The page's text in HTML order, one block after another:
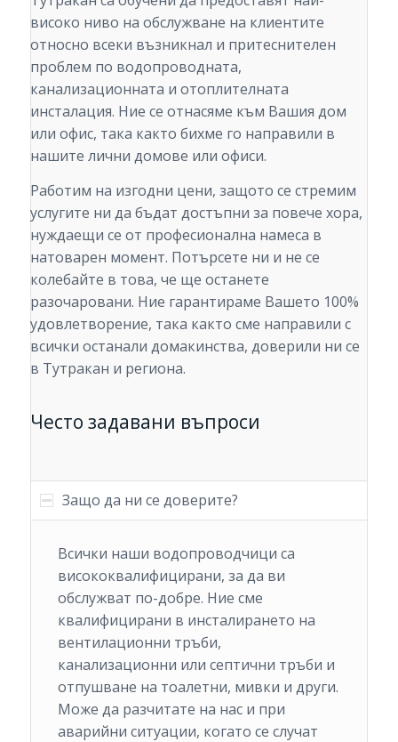
високо ниво на обслужване на клиентите
относно всеки възникнал и притеснителен
проблем по водопроводната,
канализационната и отоплителната
инсталация. Ние се отнасяме към Вашия дом
или офис, така както бихме го направили в
нашите лични домове или офиси.
Работим на изгодни цени, защото се стремим
услугите ни да бъдат достъпни за повече хора,
нуждаещи се от професионална намеса в
натоварен момент. Потърсете ни и не се
колебайте в това, че ще останете
разочаровани. Ние гарантираме Вашето 100%
удовлетворение, така както сме направили с
всички останали домакинства, доверили ни се
в Тутракан и региона.
Често задавани въпроси
Защо да ни се доверите?
Всички наши водопроводчици са
висококвалифицирани, за да ви
обслужват по-добре. Ние сме
квалифицирани в инсталирането на
вентилационни тръби,
канализационни или септични тръби и
отпушване на тоалетни, мивки и други.
Може да разчитате на нас и при
аварийни ситуации, когато се случат